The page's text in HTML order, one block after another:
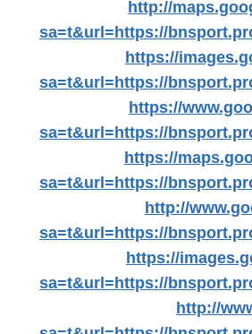
http://
sa=t&url=https://
https://
sa=t&url=https://
https://
sa=t&url=https://
https://
sa=t&url=https://
http://
sa=t&url=https://
https://
sa=t&url=https://
http://